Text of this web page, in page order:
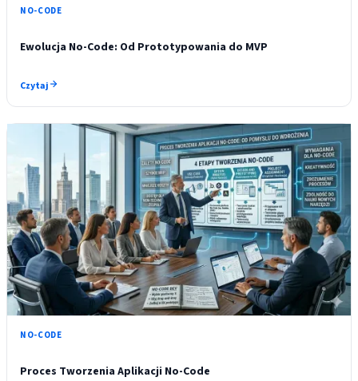
NO-CODE
Ewolucja No-Code: Od Prototypowania do MVP
Czytaj
NO-CODE
Proces Tworzenia Aplikacji No-Code